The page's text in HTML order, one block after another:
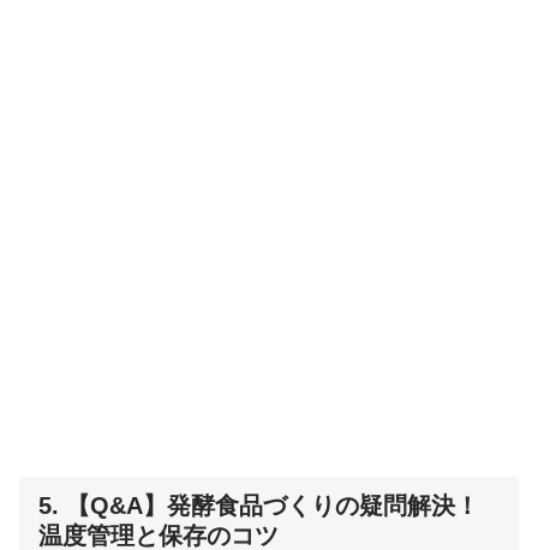
5. 【Q&A】発酵食品づくりの疑問解決！
温度管理と保存のコツ